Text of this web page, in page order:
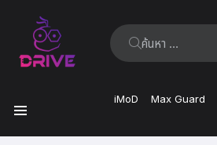
ค้นหา:
iMoD Max Guard